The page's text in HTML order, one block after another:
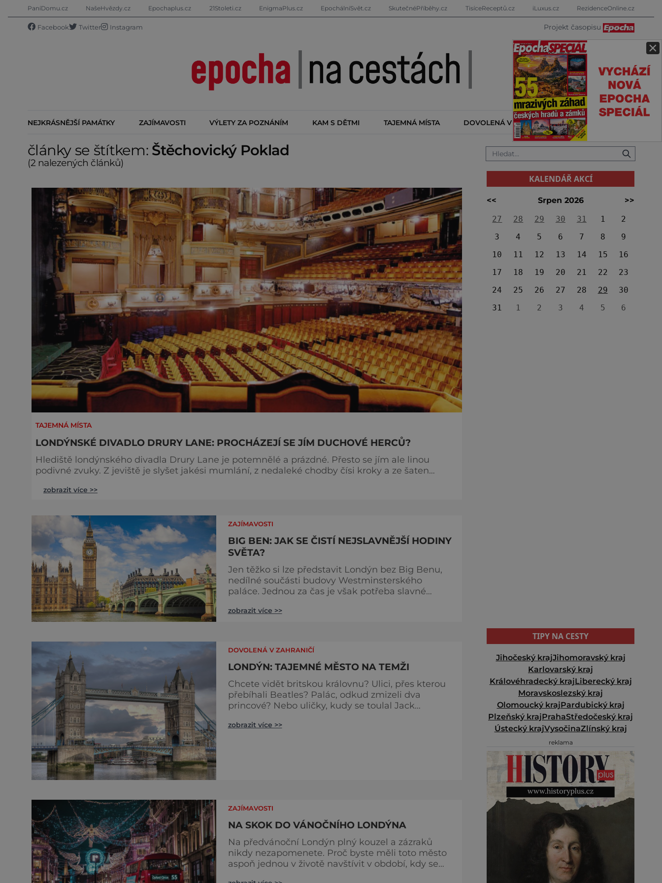
×
PaníDomu.cz NašeHvězdy.cz Epochaplus.cz 21Stoleti.cz EnigmaPlus.cz EpochálníSvět.cz SkutečnéPříběhy.cz TisíceReceptů.cz iLuxus.cz RezidenceOnline.cz
Facebook Twitter Instagram Projekt časopisu
NEJKRÁSNĚJŠÍ PAMÁTKY ZAJÍMAVOSTI VÝLETY ZA POZNÁNÍM KAM S DĚTMI TAJEMNÁ MÍSTA DOVOLENÁ V ZAHRANIČÍ KALENDÁŘ AKCÍ
články se štítkem: Štěchovický Poklad
(2 nalezených článků)
TAJEMNÁ MÍSTA
LONDÝNSKÉ DIVADLO DRURY LANE: PROCHÁZEJÍ SE JÍM DUCHOVÉ HERCŮ?
Hlediště londýnského divadla Drury Lane je potemnělé a prázdné. Přesto se jím ale linou
podivné zvuky. Z jeviště je slyšet jakési mumlání, z nedaleké chodby čísi kroky a ze šaten
bohatý herec a divadelník ze 17. století jménem Thomas Kill
zobrazit více >>
ZAJÍMAVOSTI
BIG BEN: JAK SE ČISTÍ NEJSLAVNĚJŠÍ HODINY
SVĚTA?
Jen těžko si lze představit Londýn bez Big Benu,
nedílné součásti budovy Westminsterského
paláce. Jednou za čas je však potřeba slavné
srpna roku 2015 loňského roku prošel slavný Big
kbelíky s mýdlovou vodou, po několik dní
zobrazit více >>
DOVOLENÁ V ZAHRANIČÍ
LONDÝN: TAJEMNÉ MĚSTO NA TEMŽI
Chcete vidět britskou královnu? Ulici, přes kterou
přebíhali Beatles? Palác, odkud zmizeli dva
princové? Nebo uličky, kudy se toulal Jack
stihnout? Kouzelný Londýn vám určitě učaruje.
zobrazit více >>
ZAJÍMAVOSTI
NA SKOK DO VÁNOČNÍHO LONDÝNA
Na předvánoční Londýn plný kouzel a zázraků
nikdy nezapomenete. Proč byste měli toto město
aspoň jednou v životě navštívit v období, kdy se
KALENDÁŘ AKCÍ
<< Srpen 2026
>>
27
28 29 30 31 1
2
3
4 5 6 7 8
9
10
11 12 13 14 15
16
17
18 19 20 21 22
23
24
25 26 27 28 29
30
31
1 2 3 4 5 6
TIPY NA CESTY
Jihočeský krajJihomoravský kraj
Karlovarský kraj
Královéhradecký krajLiberecký kraj
Moravskoslezský kraj
Olomoucký krajPardubický kraj
Plzeňský krajPrahaStředočeský kraj
Ústecký krajVysočinaZlínský kraj
reklama